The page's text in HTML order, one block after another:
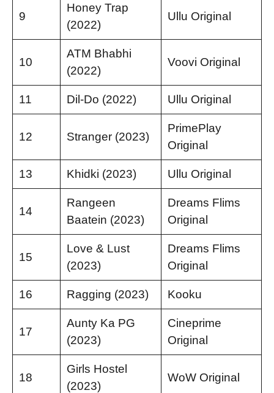
9
Honey Trap
(2022)
Ullu Original
10
ATM Bhabhi
(2022)
Voovi Original
11 Dil-Do (2022) Ullu Original
12 Stranger (2023)
PrimePlay
Original
13 Khidki (2023) Ullu Original
14
Rangeen
Baatein (2023)
Dreams Flims
Original
15
Love & Lust
(2023)
Dreams Flims
Original
16 Ragging (2023) Kooku
17
Aunty Ka PG
(2023)
Cineprime
Original
18
Girls Hostel
(2023)
WoW Original